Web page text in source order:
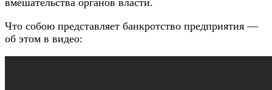
вмешательства органов власти.
Что собою представляет банкротство предприятия —
об этом в видео: